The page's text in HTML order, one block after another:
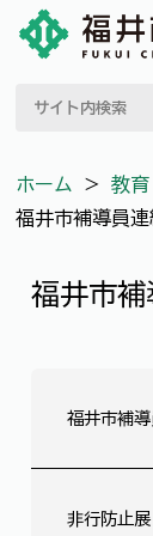
ホーム ＞ 教育
福井市補導員
福井市
福井市補
非行防止展